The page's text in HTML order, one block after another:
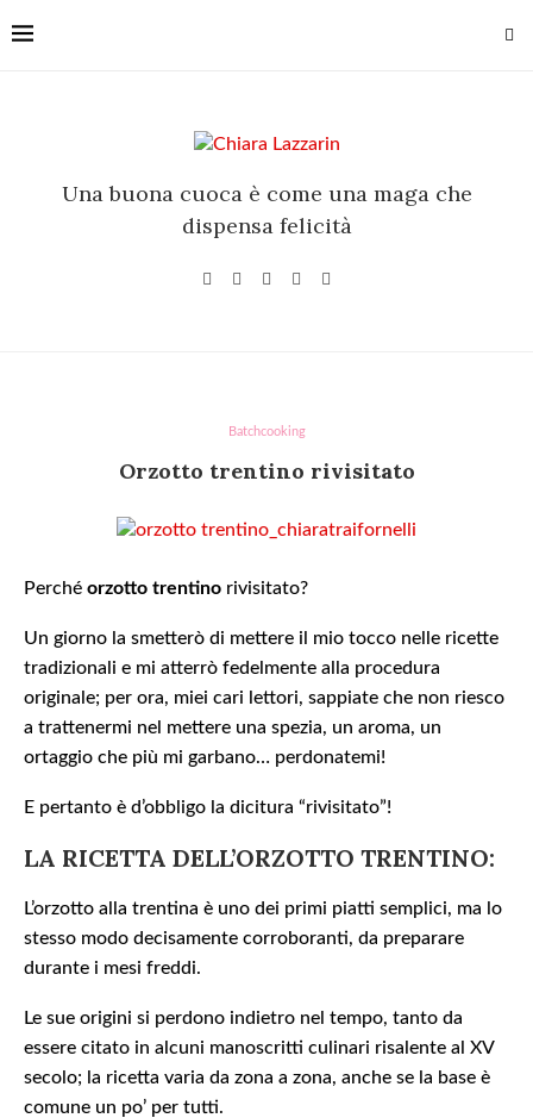
Una buona cuoca è come una maga che
dispensa felicità
Batchcooking
Orzotto trentino rivisitato
Perché orzotto trentino rivisitato?
Un giorno la smetterò di mettere il mio tocco nelle ricette
tradizionali e mi atterrò fedelmente alla procedura
originale; per ora, miei cari lettori, sappiate che non riesco
a trattenermi nel mettere una spezia, un aroma, un
ortaggio che più mi garbano… perdonatemi!
E pertanto è d’obbligo la dicitura “rivisitato”!
LA RICETTA DELL’ORZOTTO TRENTINO:
L’orzotto alla trentina è uno dei primi piatti semplici, ma lo
stesso modo decisamente corroboranti, da preparare
durante i mesi freddi.
Le sue origini si perdono indietro nel tempo, tanto da
essere citato in alcuni manoscritti culinari risalente al XV
secolo; la ricetta varia da zona a zona, anche se la base è
comune un po’ per tutti.
public_html/wp-